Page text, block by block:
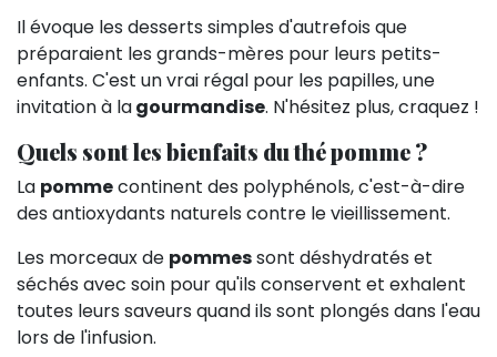
Il évoque les desserts simples d'autrefois que
préparaient les grands-mères pour leurs petits-
enfants. C'est un vrai régal pour les papilles, une
invitation à lagourmandise. N'hésitez plus, craquez !
Quels sont les bienfaits du thé pomme ?
La pommecontinent des polyphénols, c'est-à-dire
des antioxydants naturels contre le vieillissement.
Les morceaux de pommessont déshydratés et
séchés avec soin pour qu'ils conservent et exhalent
toutes leurs saveurs quand ils sont plongés dans l'eau
lors de l'infusion.